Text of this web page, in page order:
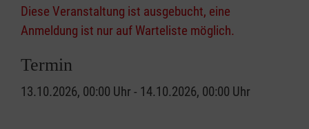
Diese Veranstaltung ist ausgebucht, eine
Anmeldung ist nur auf Warteliste möglich.
Termin
13.10.2026, 00:00 Uhr - 14.10.2026, 00:00 Uhr